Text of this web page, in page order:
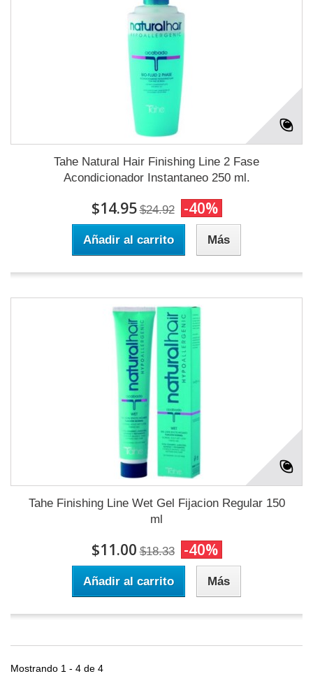
Tahe Natural Hair Finishing Line 2 Fase
Acondicionador Instantaneo 250 ml.
$14.95 $24.92 -40%
Añadir al carrito Más
Tahe Finishing Line Wet Gel Fijacion Regular 150
ml
$11.00 $18.33 -40%
Añadir al carrito Más
Mostrando 1 - 4 de 4